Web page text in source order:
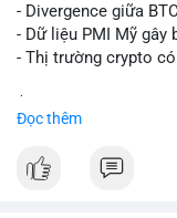
- Divergence giữa
- Dữ liệu PMI Mỹ
- Thị trường crypto
Đọc thêm